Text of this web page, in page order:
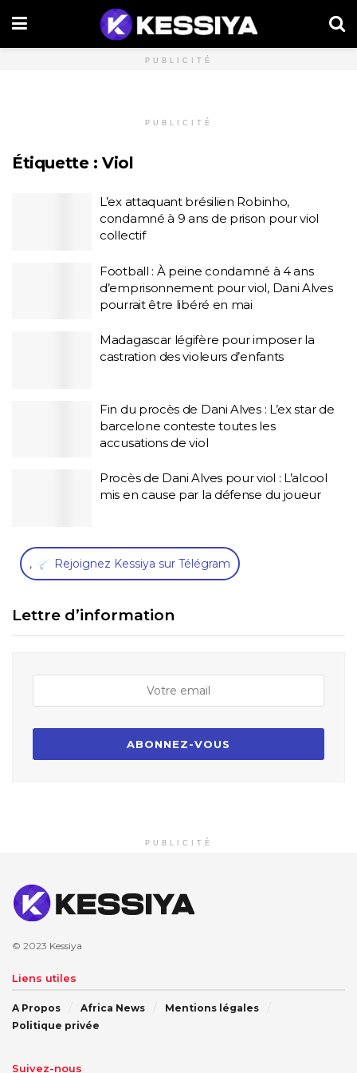
PUBLICITÉ
PUBLICITÉ
Étiquette :Viol
L’ex attaquant brésilien Robinho,
condamné à 9 ans de prison pour viol
collectif
Football : À peine condamné à 4 ans
d’emprisonnement pour viol, Dani Alves
pourrait être libéré en mai
Madagascar légifère pour imposer la
castration des violeurs d’enfants
Fin du procès de Dani Alves : L’ex star de
barcelone conteste toutes les
accusations de viol
Procès de Dani Alves pour viol : L’alcool
mis en cause par la défense du joueur
, Rejoignez Kessiya sur Télégram
Lettre d’information
PUBLICITÉ
© 2023 Kessiya
Liens utiles
A Propos Africa News
Mentions légales
Politique privée
Suivez-nous